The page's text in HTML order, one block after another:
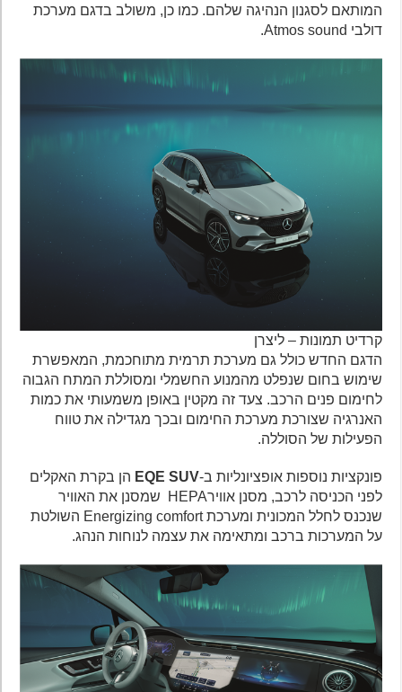
המותאם לסגנון הנהיגה שלהם. כמו כן, משולב בדגם מערכת
דולבי Atmos sound.
קרדיט תמונות – ליצרן
הדגם החדש כולל גם מערכת תרמית מתוחכמת, המאפשרת
שימוש בחום שנפלט מהמנוע החשמלי ומסוללת המתח הגבוה
לחימום פנים הרכב. צעד זה מקטין באופן משמעותי את כמות
האנרגיה שצורכת מערכת החימום ובכך מגדילה את טווח
הפעילות של הסוללה.
פונקציות נוספות אופציונליות ב- EQE SUVהן בקרת האקלים
לפני הכניסה לרכב, מסנן אווירHEPA שמסנן את האוויר
שנכנס לחלל המכונית ומערכת Energizing comfort השולטת
על המערכות ברכב ומתאימה את עצמה לנוחות הנהג.